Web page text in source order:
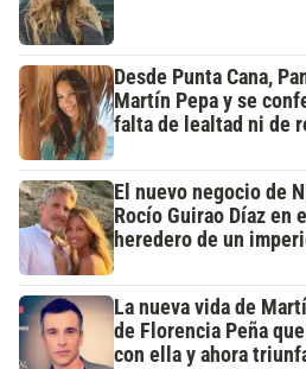
Desde Punta Cana,
Martín Pepa y se
falta de lealtad ni de
El nuevo negocio de
Rocío Guirao Díaz en
heredero de un
La nueva vida de
de Florencia Peña
con ella y ahora